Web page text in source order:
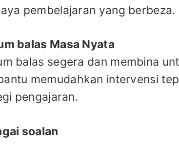
pembelajaran yang berbeza.
balas Masa Nyata
balas segera dan membina
memudahkan intervensi
pengajaran.
soalan